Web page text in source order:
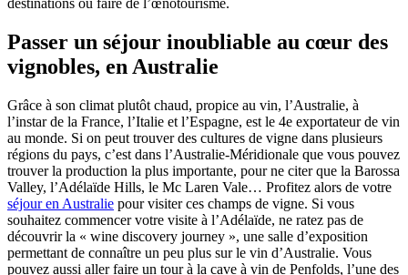
Passer un séjour inoubliable au cœur des
vignobles, en Australie
Grâce à son climat plutôt chaud, propice au vin, l’Australie, à
l’instar de la France, l’Italie et l’Espagne, est le 4e exportateur de vin
au monde. Si on peut trouver des cultures de vigne dans plusieurs
régions du pays, c’est dans l’Australie-Méridionale que vous pouvez
trouver la production la plus importante, pour ne citer que la Barossa
Valley, l’Adélaïde Hills, le Mc Laren Vale… Profitez alors de votre
séjour en Australie pour visiter ces champs de vigne. Si vous
souhaitez commencer votre visite à l’Adélaïde, ne ratez pas de
découvrir la « wine discovery journey », une salle d’exposition
permettant de connaître un peu plus sur le vin d’Australie. Vous
pouvez aussi aller faire un tour à la cave à vin de Penfolds, l’une des